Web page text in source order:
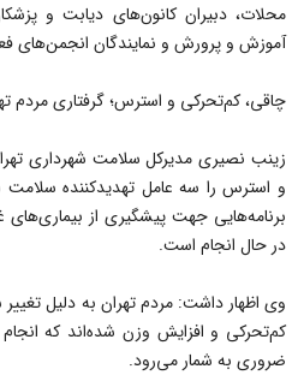
محلات، دبیران کانون‌های دیابت و
آموزش و پرورش و نمایندگان انجمن‌های
چاقی، کم‌تحرکی و استرس؛ گرفتاری مردم
زینب نصیری مدیرکل سلامت شهرداری
و استرس را سه عامل تهدیدکننده سلامت
برنامه‌هایی جهت پیشگیری از بیماری‌های
در حال انجام است.
وی اظهار داشت: مردم تهران به دلیل
کم‌تحرکی و افزایش وزن شده‌اند که
ضروری به شمار می‌رود.